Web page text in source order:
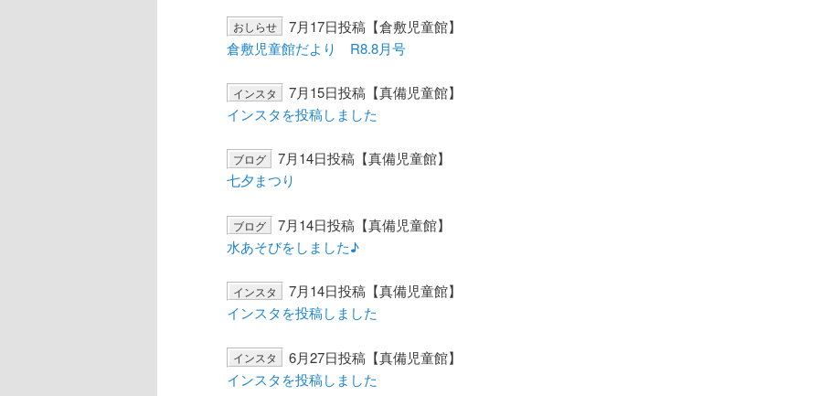
動
おしらせ
7月17日投稿【倉敷児童館】
倉敷児童館だより R8.8月号
インスタ
7月15日投稿【真備児童館】
インスタを投稿しました
ブログ
7月14日投稿【真備児童館】
七夕まつり
ブログ
7月14日投稿【真備児童館】
水あそびをしました♪
インスタ
7月14日投稿【真備児童館】
インスタを投稿しました
インスタ
6月27日投稿【真備児童館】
インスタを投稿しました